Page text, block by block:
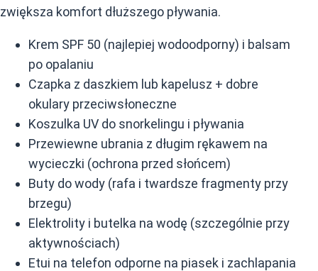
zwiększa komfort dłuższego pływania.
Krem SPF 50 (najlepiej wodoodporny) i balsam
po opalaniu
Czapka z daszkiem lub kapelusz + dobre
okulary przeciwsłoneczne
Koszulka UV do snorkelingu i pływania
Przewiewne ubrania z długim rękawem na
wycieczki (ochrona przed słońcem)
Buty do wody (rafa i twardsze fragmenty przy
brzegu)
Elektrolity i butelka na wodę (szczególnie przy
aktywnościach)
Etui na telefon odporne na piasek i zachlapania